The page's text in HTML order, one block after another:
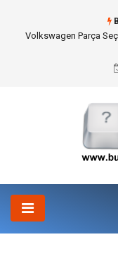
Volkswagen Parça